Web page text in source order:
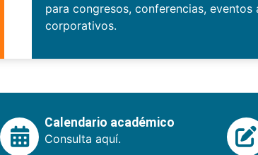
para congresos, conferencias,
corporativos.
Calendario académico
Consulta aquí.